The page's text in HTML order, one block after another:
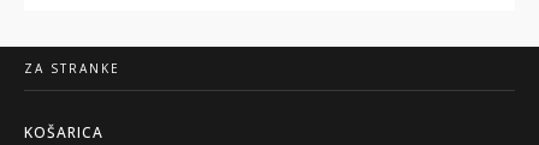
ZA STRANKE
KOŠARICA